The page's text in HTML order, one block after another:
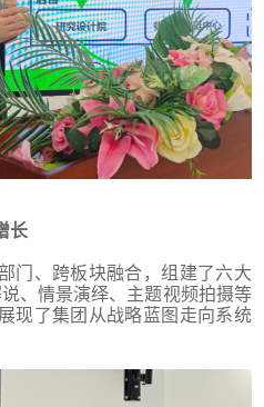
长
门、跨板块融合，组建了六大
、情景演绎、主题视频拍摄等
现了集团从战略蓝图走向系统